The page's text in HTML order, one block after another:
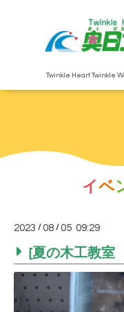
Twinkle Heart Twinkle
イ ベ
2023 /08 /05 09:29
[夏の木工教